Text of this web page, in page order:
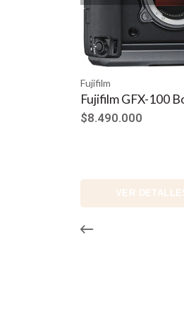
Rendimiento de Enfoque
importar sus movimientos.
impresionante sensor de
La introducción de estas
Fujifilm
Fujifilm GFX 50S
$4.990.000
VER